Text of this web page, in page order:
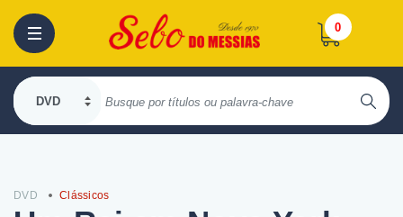
0
DVD Clássicos